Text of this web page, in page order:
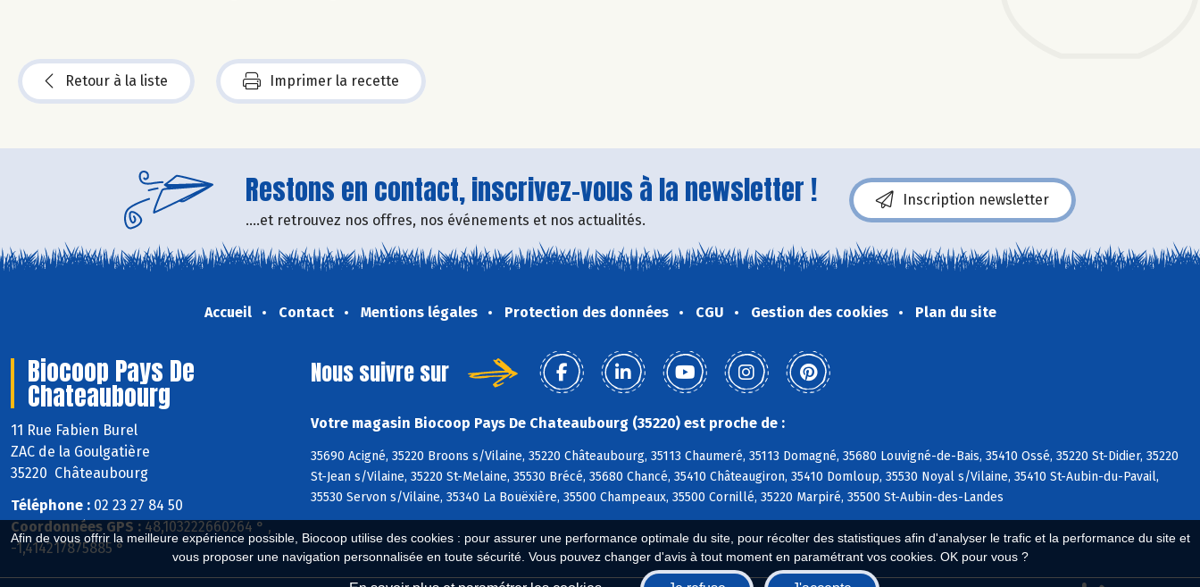
Afin de vous offrir la meilleure expérience possible, Biocoop utilise des cookies : pour assurer une performance optimale du site, pour récolter des statistiques afin d'analyser le trafic et la performance du site et
vous proposer une navigation personnalisée en toute sécurité. Vous pouvez changer d'avis à tout moment en paramétrant vos cookies. OK pour vous ?
Retour à la liste Imprimer la recette
Restons en contact, inscrivez-vous à la newsletter !
....et retrouvez nos offres, nos événements et nos actualités.
Inscription newsletter
Accueil Contact Mentions légales Protection des données CGU Gestion des cookies Plan du site
Biocoop Pays De
Chateaubourg
11 Rue Fabien Burel
ZAC de la Goulgatière
35220 Châteaubourg
Téléphone : 02 23 27 84 50
Coordonnées GPS : 48,103222660264 ° ,
-1,414217875885 °
Nous suivre sur
Votre magasin Biocoop Pays De Chateaubourg (35220) est proche de :
35690 Acigné, 35220 Broons s/Vilaine, 35220 Châteaubourg, 35113 Chaumeré, 35113 Domagné, 35680 Louvigné-de-Bais, 35410 Ossé, 35220 St-Didier, 35220
St-Jean s/Vilaine, 35220 St-Melaine, 35530 Brécé, 35680 Chancé, 35410 Châteaugiron, 35410 Domloup, 35530 Noyal s/Vilaine, 35410 St-Aubin-du-Pavail,
35530 Servon s/Vilaine, 35340 La Bouëxière, 35500 Champeaux, 35500 Cornillé, 35220 Marpiré, 35500 St-Aubin-des-Landes